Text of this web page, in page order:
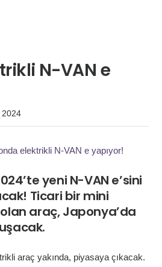
N-VAN e
2024
elektrikli N-VAN e yapıyor!
yeni N-VAN e’sini
Ticari bir mini
araç, Japonya’da
araç yakında, piyasaya çıkacak.